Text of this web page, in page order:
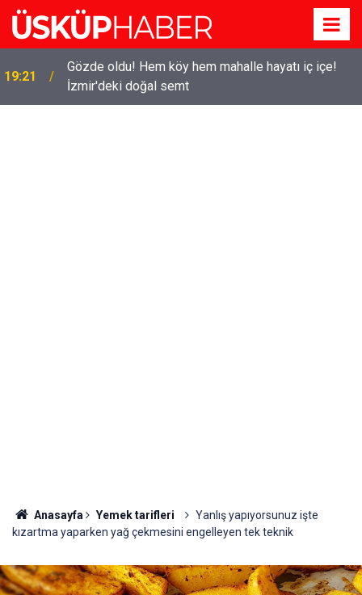
19:21
Gözde oldu! Hem köy hem mahalle hayatı iç içe!
İzmir'deki doğal semt
Anasayfa Yemek tarifleri
Yanlış yapıyorsunuz işte
kızartma yaparken yağ çekmesini engelleyen tek teknik